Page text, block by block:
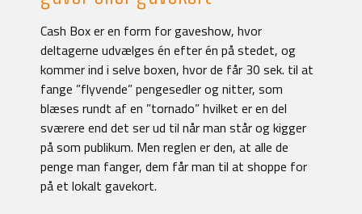
Cash Box er en form for gaveshow, hvor
deltagerne udvælges én efter én på stedet, og
kommer ind i selve boxen, hvor de får 30 sek. til at
fange ”flyvende” pengesedler og nitter, som
blæses rundt af en ”tornado” hvilket er en del
sværere end det ser ud til når man står og kigger
på som publikum. Men reglen er den, at alle de
penge man fanger, dem får man til at shoppe for
på et lokalt gavekort.